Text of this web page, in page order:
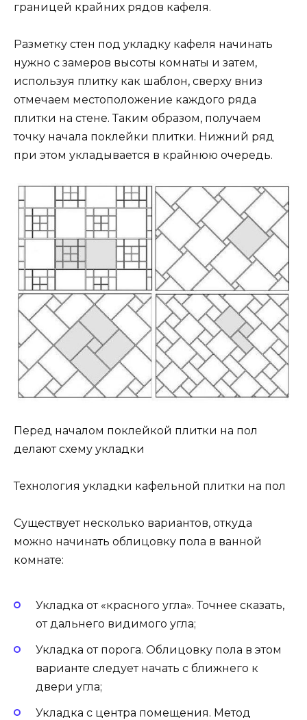
границей крайних рядов кафеля.
Разметку стен под укладку кафеля начинать
нужно с замеров высоты комнаты и затем,
используя плитку как шаблон, сверху вниз
отмечаем местоположение каждого ряда
плитки на стене. Таким образом, получаем
точку начала поклейки плитки. Нижний ряд
при этом укладывается в крайнюю очередь.
Перед началом поклейкой плитки на пол
делают схему укладки
Технология укладки кафельной плитки на пол
Существует несколько вариантов, откуда
можно начинать облицовку пола в ванной
комнате:
Укладка от «красного угла». Точнее сказать,
от дальнего видимого угла;
Укладка от порога. Облицовку пола в этом
варианте следует начать с ближнего к
двери угла;
Укладка с центра помещения. Метод